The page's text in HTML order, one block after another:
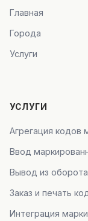
Главная
Города
Услуги
УСЛУГИ
Агрегация кодов
Ввод
Вывод из оборота
Заказ и печать
Интеграция